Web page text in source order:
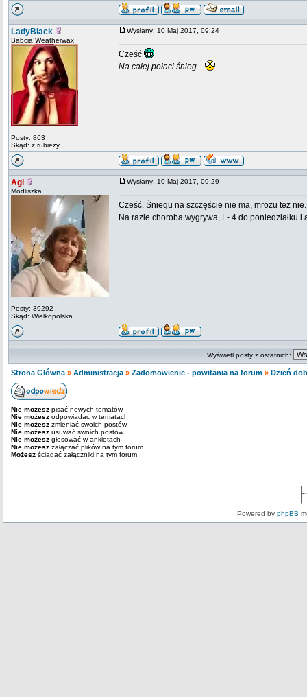
LadyBlack
Babcia Weatherwax
Posty: 863
Skąd: z rubieży
Wysłany: 10 Maj 2017, 09:24
Cześć
Na całej połaci śnieg...
Agi
Modliszka
Posty: 39292
Skąd: Wielkopolska
Wysłany: 10 Maj 2017, 09:29
Cześć. Śniegu na szczęście nie ma, mrozu też nie.
Na razie choroba wygrywa, L- 4 do poniedziałku i
Wyświetl posty z ostatnich:
Strona Główna » Administracja » Zadomowienie - powitania na forum » Dzień
Nie możesz pisać nowych tematów
Nie możesz odpowiadać w tematach
Nie możesz zmieniać swoich postów
Nie możesz usuwać swoich postów
Nie możesz głosować w ankietach
Nie możesz załączać plików na tym forum
Możesz ściągać załączniki na tym forum
Powered by phpBB